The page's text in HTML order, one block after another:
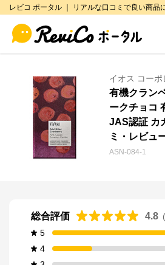
レビコ ポータル ｜ リアルな口コミで良い商品
イオス コーポ
有機クラン
ークチョコ
JAS認証 カ
ミ・レビュ
ASN-084-1
総合評価 4.8 (
5
4